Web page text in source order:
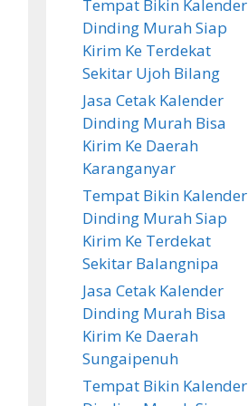
Tempat Bikin Kalender
Dinding Murah Siap
Kirim Ke Terdekat
Sekitar Ujoh Bilang
Jasa Cetak Kalender
Dinding Murah Bisa
Kirim Ke Daerah
Karanganyar
Tempat Bikin Kalender
Dinding Murah Siap
Kirim Ke Terdekat
Sekitar Balangnipa
Jasa Cetak Kalender
Dinding Murah Bisa
Kirim Ke Daerah
Sungaipenuh
Tempat Bikin Kalender